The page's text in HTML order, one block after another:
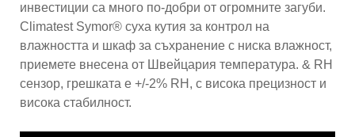
инвестиции са много по-добри от огромните загуби.
Climatest Symor® суха кутия за контрол на
влажността и шкаф за съхранение с ниска влажност,
приемете внесена от Швейцария температура. & RH
сензор, грешката е +/-2% RH, с висока прецизност и
висока стабилност.